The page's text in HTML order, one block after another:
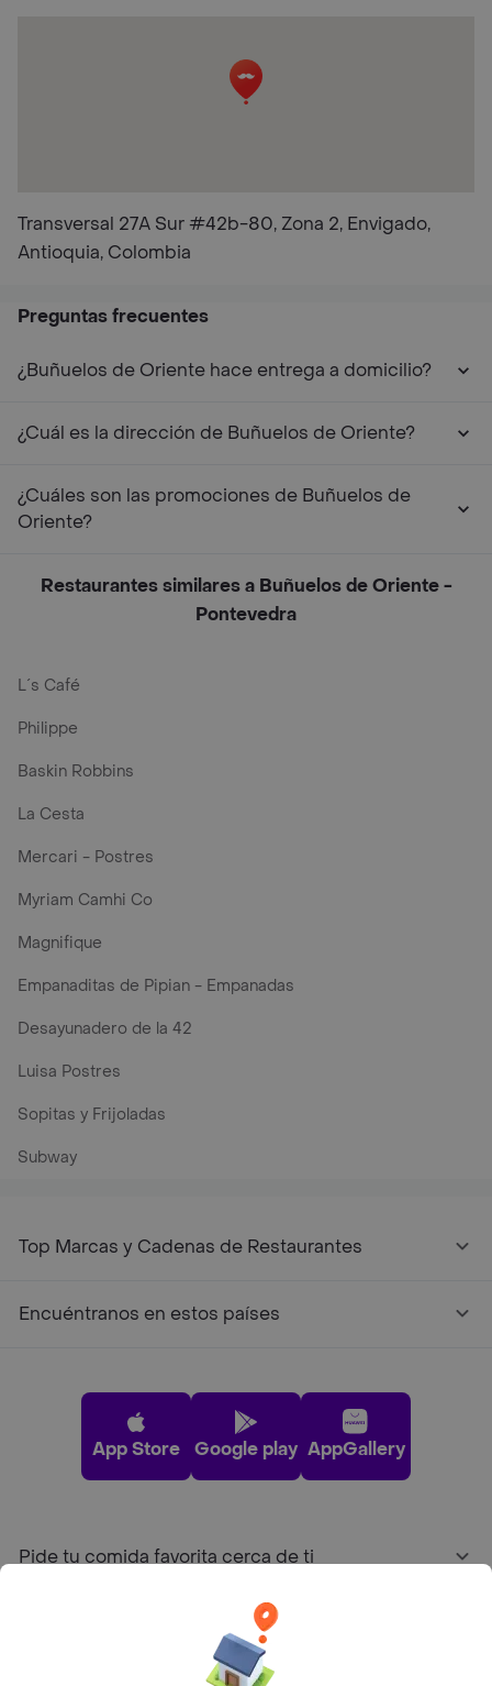
Transversal 27A Sur #42b-80, Zona 2, Envigado,
Antioquia, Colombia
Preguntas frecuentes
¿Buñuelos de Oriente hace entrega a domicilio?
¿Cuál es la dirección de Buñuelos de Oriente?
¿Cuáles son las promociones de Buñuelos de
Oriente?
Restaurantes similares a Buñuelos de Oriente -
Pontevedra
L´s Café
Philippe
Baskin Robbins
La Cesta
Mercari - Postres
Myriam Camhi Co
Magnifique
Empanaditas de Pipian - Empanadas
Desayunadero de la 42
Luisa Postres
Sopitas y Frijoladas
Subway
Top Marcas y Cadenas de Restaurantes
Encuéntranos en estos países
App Store Google play AppGallery
Pide tu comida favorita cerca de ti